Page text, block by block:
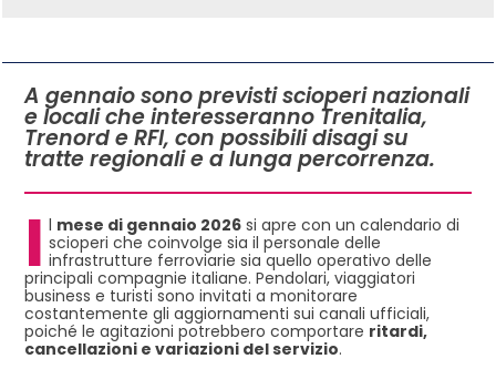
A gennaio sono previsti scioperi nazionali
e locali che interesseranno Trenitalia,
Trenord e RFI, con possibili disagi su
tratte regionali e a lunga percorrenza.
I l mese di gennaio 2026 si apre con un calendario di
scioperi che coinvolge sia il personale delle
infrastrutture ferroviarie sia quello operativo delle
principali compagnie italiane. Pendolari, viaggiatori
business e turisti sono invitati a monitorare
costantemente gli aggiornamenti sui canali ufficiali,
poiché le agitazioni potrebbero comportare ritardi,
cancellazioni e variazioni del servizio.